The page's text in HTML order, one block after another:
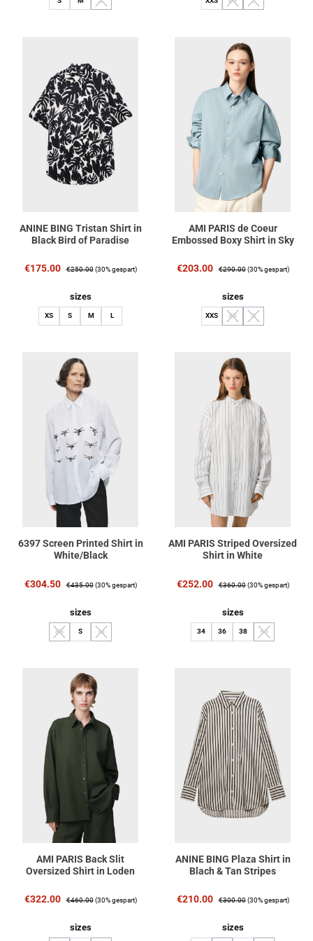
(Diese Option ist zurzeit nicht verfügbar.) (Diese Option ist zurzeit
(Diese Option ist
ANINE BING Tristan Shirt in
Black Bird of Paradise
Verkaufspreis:
€175.00 Regulärer Preis:
€250.00 (30% gespart)
sizesauswählen
XS S M L
AMI PARIS de Coeur
Embossed Boxy Shirt in Sky
Verkaufspreis:
€203.00 Regulärer Preis:
€290.00 (30% gespart)
sizesauswählen
XXS XS
(Diese Option ist zurzeit
S
(Diese Option ist
6397 Screen Printed Shirt in
White/Black
Verkaufspreis:
€304.50 Regulärer Preis:
€435.00 (30% gespart)
sizesauswählen
XS
(Diese Option ist zurzeit nicht verfügbar.)
S M
(Diese Option ist zurzeit nicht verfügbar.)
AMI PARIS Striped Oversized
Shirt in White
Verkaufspreis:
€252.00 Regulärer Preis:
€360.00 (30% gespart)
sizesauswählen
34 36 38 40
(Diese Option
AMI PARIS Back Slit
Oversized Shirt in Loden
Verkaufspreis:
€322.00 Regulärer Preis:
€460.00 (30% gespart)
sizesauswählen
ANINE BING Plaza Shirt in
Blach & Tan Stripes
Verkaufspreis:
€210.00 Regulärer Preis:
€300.00 (30% gespart)
sizesauswählen